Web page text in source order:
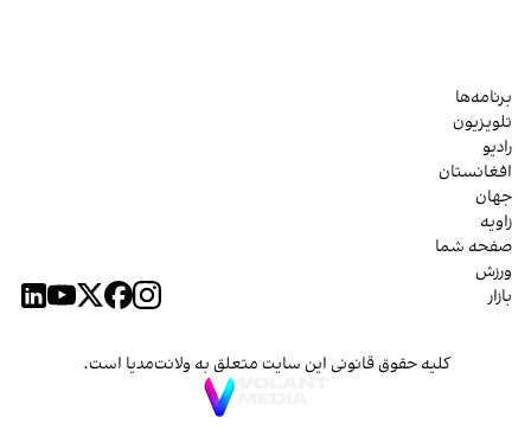
برنامه‌ها
تلویزیون
رادیو
افغانستان
جهان
زاویه
صفحه شما
ورزش
بازار
کلیه حقوق قانونی این سایت متعلق به ولانت‌مدیا است.